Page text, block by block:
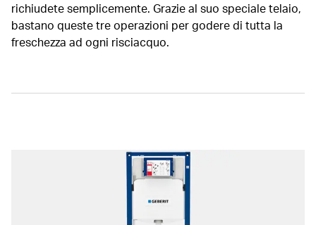
richiudete semplicemente. Grazie al suo speciale telaio,
bastano queste tre operazioni per godere di tutta la
freschezza ad ogni risciacquo.